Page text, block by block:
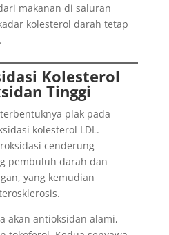
makanan di saluran
kolesterol darah tetap
Kolesterol
Tinggi
plak pada
kolesterol LDL.
cenderung
pembuluh darah dan
yang kemudian
akan antioksidan alami,